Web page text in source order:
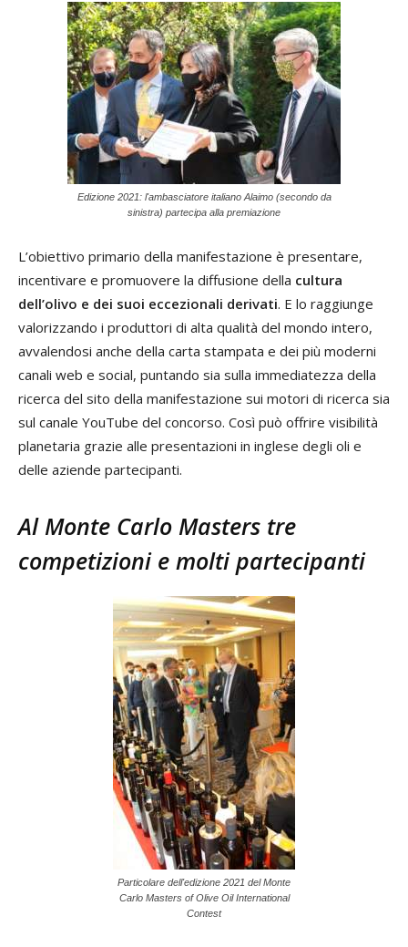
Edizione 2021: l'ambasciatore italiano Alaimo (secondo da
sinistra) partecipa alla premiazione
L’obiettivo primario della manifestazione è presentare,
incentivare e promuovere la diffusione della cultura
dell’olivo e dei suoi eccezionali derivati. E lo raggiunge
valorizzando i produttori di alta qualità del mondo intero,
avvalendosi anche della carta stampata e dei più moderni
canali web e social, puntando sia sulla immediatezza della
ricerca del sito della manifestazione sui motori di ricerca sia
sul canale YouTube del concorso. Così può offrire visibilità
planetaria grazie alle presentazioni in inglese degli oli e
delle aziende partecipanti.
Al Monte Carlo Masters tre
competizioni e molti partecipanti
Particolare dell'edizione 2021 del Monte
Carlo Masters of Olive Oil International
Contest